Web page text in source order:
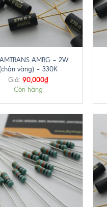
AMRG – 2W
vàng) – 330K
Giá: 90,000₫
Còn hàng